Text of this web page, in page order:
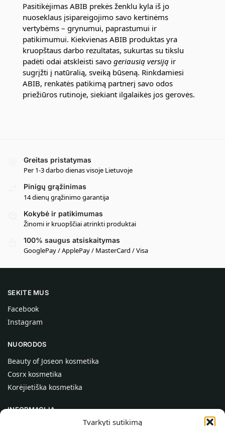
Tvarkyti sutikimą
Pasitikėjimas ABIB prekės ženklu kyla iš jo
nuoseklaus įsipareigojimo savo kertinėms
vertybėms – grynumui, paprastumui ir
patikimumui. Kiekvienas ABIB produktas yra
kruopštaus darbo rezultatas, sukurtas su tikslu
padėti odai atskleisti savo geriausią versiją ir
sugrįžti į natūralią, sveiką būseną. Rinkdamiesi
ABIB, renkatės patikimą partnerį savo odos
priežiūros rutinoje, siekiant ilgalaikės jos gerovės.
Greitas pristatymas
Per 1-3 darbo dienas visoje Lietuvoje
Pinigų grąžinimas
14 dienų grąžinimo garantija
Kokybė ir patikimumas
Žinomi ir kruopščiai atrinkti produktai
100% saugus atsiskaitymas
GooglePay / ApplePay / MasterCard / Visa
SEKITE MUS
Facebook
Instagram
NUORODOS
Beauty of Joseon kosmetika
Cosrx kosmetika
Korėjietiška kosmetika
INFORMACIJA